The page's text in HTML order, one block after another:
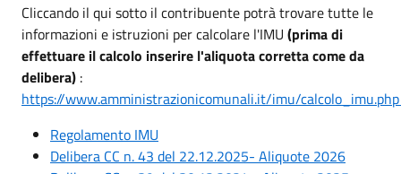
Cliccando il qui sotto il contribuente potrà trovare tutte le
informazioni e istruzioni per calcolare l'IMU (prima di
effettuare il calcolo inserire l'aliquota corretta come da
delibera) :
https://www.amministrazionicomunali.it/imu/
Regolamento IMU
Delibera CC n. 43 del 22.12.2025- Aliquote 2026